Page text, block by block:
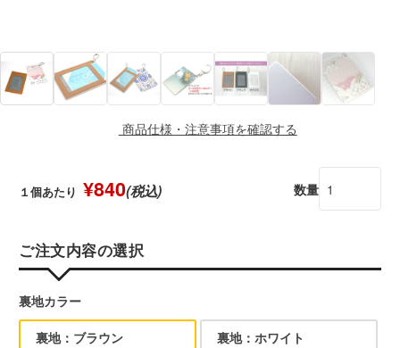
商品仕様・注意事項を確認する
１個あたり ¥840(税込) 数量
ご注文内容の選択
裏地カラー
裏地：ブラウン 裏地：ホワイト